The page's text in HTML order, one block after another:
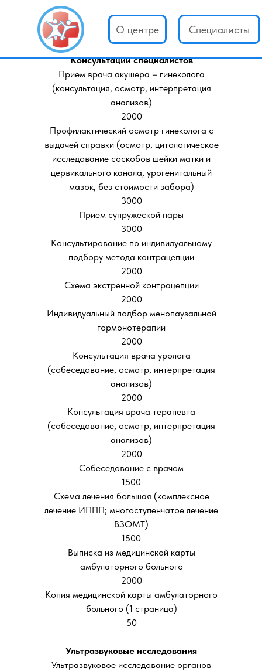
О центре Специалисты
Услуги и цены
Консультации специалистов
Прием врача акушера – гинеколога
(консультация, осмотр, интерпретация
анализов)
2000
Профилактический осмотр гинеколога с
выдачей справки (осмотр, цитологическое
исследование соскобов шейки матки и
цервикального канала, урогенитальный
мазок, без стоимости забора)
3000
Прием супружеской пары
3000
Консультирование по индивидуальному
подбору метода контрацепции
2000
Схема экстренной контрацепции
2000
Индивидуальный подбор менопаузальной
гормонотерапии
2000
Консультация врача уролога
(собеседование, осмотр, интерпретация
анализов)
2000
Консультация врача терапевта
(собеседование, осмотр, интерпретация
анализов)
2000
Собеседование с врачом
1500
Схема лечения большая (комплексное
лечение ИППП; многоступенчатое лечение
ВЗОМТ)
1500
Выписка из медицинской карты
амбулаторного больного
2000
Копия медицинской карты амбулаторного
больного (1 страница)
50
Ультразвуковые исследования
Ультразвуковое исследование органов